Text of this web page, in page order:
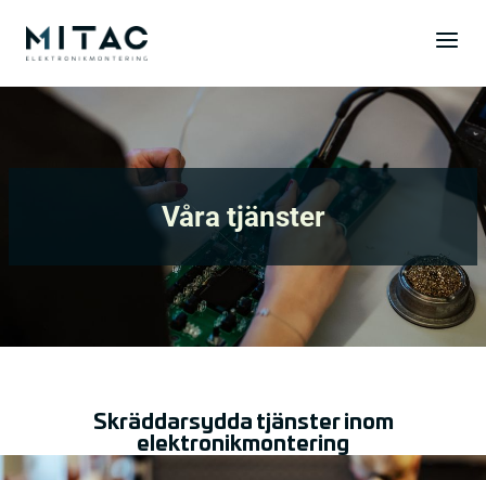
Våra tjänster
Skräddarsydda tjänster inom
elektronikmontering